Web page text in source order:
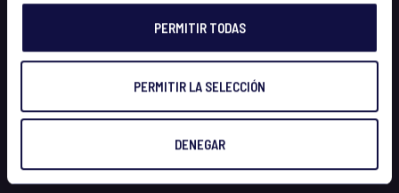
PERMITIR TODAS
PERMITIR LA SELECCIÓN
DENEGAR